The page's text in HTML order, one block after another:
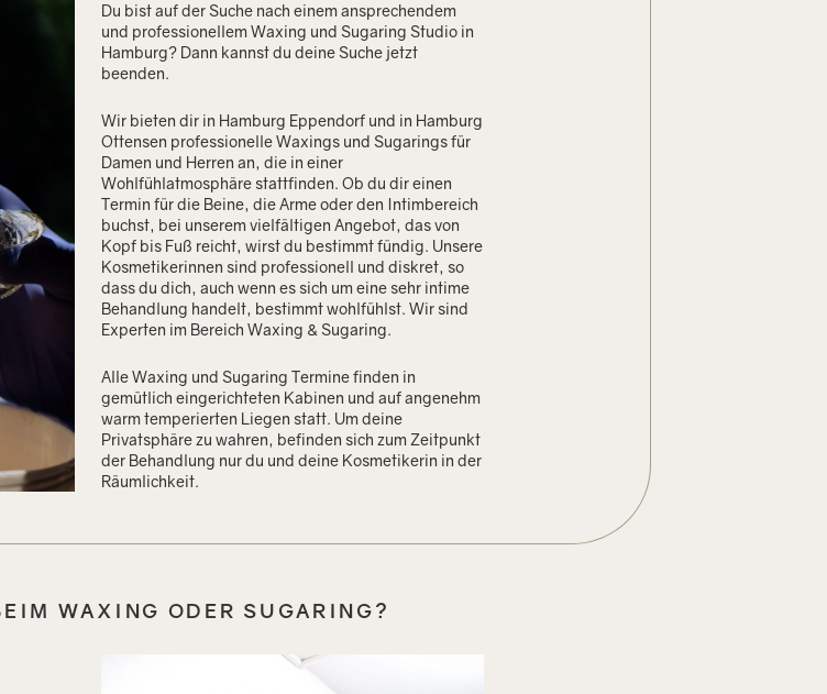
Du bist auf der Suche nach einem ansprechendem
und professionellem Waxing und Sugaring Studio in
Hamburg? Dann kannst du deine Suche jetzt
beenden.
Wir bieten dir in Hamburg Eppendorf und in Hamburg
Ottensen professionelle Waxings und Sugarings für
Damen und Herren an, die in einer
Wohlfühlatmosphäre stattfinden. Ob du dir einen
Termin für die Beine, die Arme oder den Intimbereich
buchst, bei unserem vielfältigen Angebot, das von
Kopf bis Fuß reicht, wirst du bestimmt fündig. Unsere
Kosmetikerinnen sind professionell und diskret, so
dass du dich, auch wenn es sich um eine sehr intime
Behandlung handelt, bestimmt wohlfühlst. Wir sind
Experten im Bereich Waxing & Sugaring.
Alle Waxing und Sugaring Termine finden in
gemütlich eingerichteten Kabinen und auf angenehm
warm temperierten Liegen statt. Um deine
Privatsphäre zu wahren, befinden sich zum Zeitpunkt
der Behandlung nur du und deine Kosmetikerin in der
Räumlichkeit.
WAXING ODER SUGARING?